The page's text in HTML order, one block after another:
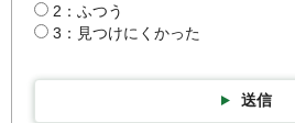
2：ふつう
3：見つけにくかった
送信